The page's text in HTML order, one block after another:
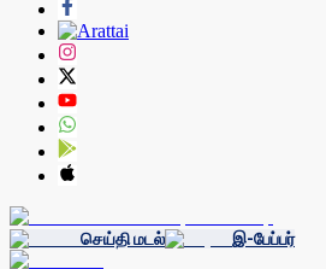
செய்தி மடல் இ-பேப்பர்